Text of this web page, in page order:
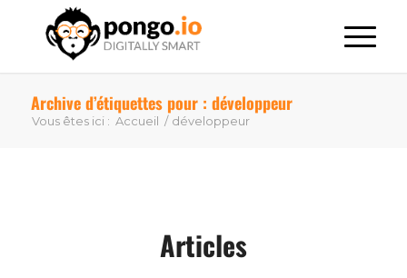
Archive d’étiquettes pour : développeur
Vous êtes ici : Accueil / développeur
Articles